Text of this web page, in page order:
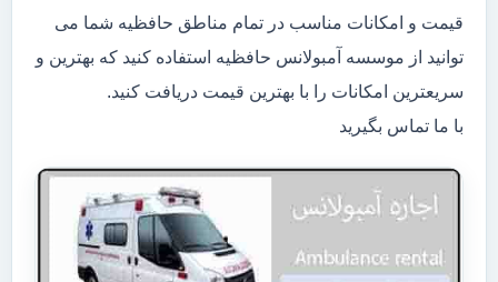
قیمت و امکانات مناسب در تمام مناطق حافظیه شما می
توانید از موسسه آمبولانس حافظیه استفاده کنید که بهترین و
سریعترین امکانات را با بهترین قیمت دریافت کنید.
با ما تماس بگیرید